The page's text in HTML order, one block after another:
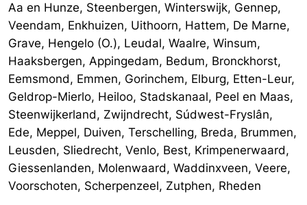
Aa en Hunze, Steenbergen, Winterswijk, Gennep,
Veendam, Enkhuizen, Uithoorn, Hattem, De Marne,
Grave, Hengelo (O.), Leudal, Waalre, Winsum,
Haaksbergen, Appingedam, Bedum, Bronckhorst,
Eemsmond, Emmen, Gorinchem, Elburg, Etten-Leur,
Geldrop-Mierlo, Heiloo, Stadskanaal, Peel en Maas,
Steenwijkerland, Zwijndrecht, Súdwest-Fryslân,
Ede, Meppel, Duiven, Terschelling, Breda, Brummen,
Leusden, Sliedrecht, Venlo, Best, Krimpenerwaard,
Giessenlanden, Molenwaard, Waddinxveen, Veere,
Voorschoten, Scherpenzeel, Zutphen, Rheden